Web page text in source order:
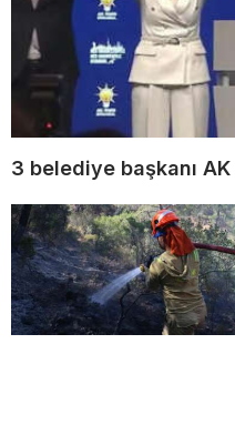
3 belediye başkanı AK